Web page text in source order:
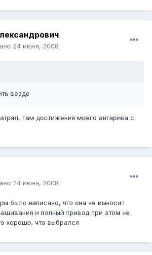
24 июня, 2008
везде
там достижения моего антарика с
24 июня, 2008
было написано, что она не выносит
и полный привод при этом не
хорошо, что выбрался